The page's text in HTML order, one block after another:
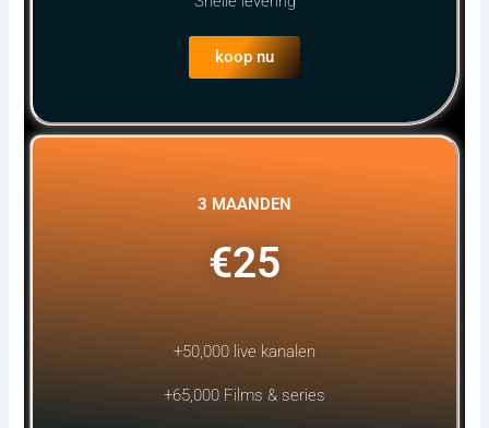
koop nu
3 MAANDEN
€25
+50,000 live kanalen
+65,000 Films & series